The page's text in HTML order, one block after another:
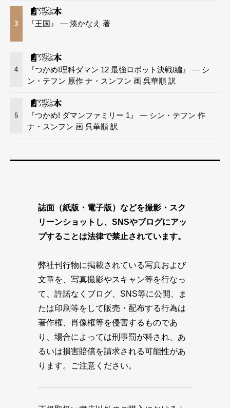
3 『王国』 — 湊かなえ 著
4
『つかめ!理科ダマン 12 最強ロボット決戦!編』 — シ
ン・テフン 原作 ナ・スンフン 画 呉華順 訳
5
『つかめ! ダマンファミリー 1』 — シン・テフン 作
ナ・スンフン 画 呉華順 訳
誌面（紙版・電子版）などを撮影・スク
リーンショットし、SNSやブログにアッ
プすることは法律で禁止されています。
弊社刊行物に掲載されている写真および
文章を、写真撮影やスキャン等を行なっ
て、許諾なくブログ、SNS等に公開、ま
たは印刷等をして販売・配布する行為は
著作権、肖像権等を侵害するものであ
り、場合によっては刑事罰が科され、あ
るいは損害賠償を請求される可能性があ
ります。ご注意ください。